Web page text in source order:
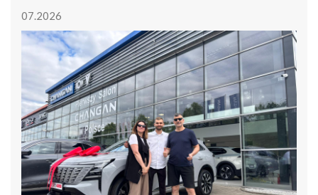
07.2026